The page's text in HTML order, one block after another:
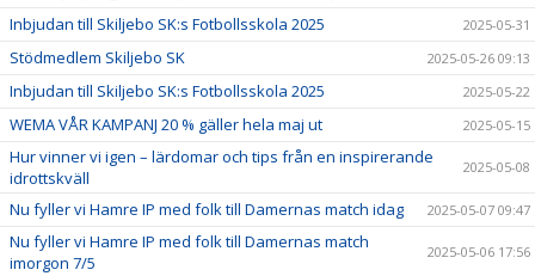
Inbjudan till Skiljebo SK:s Fotbollsskola 2025 2025-05-31
Stödmedlem Skiljebo SK 2025-05-26 09:13
Inbjudan till Skiljebo SK:s Fotbollsskola 2025 2025-05-22
WEMA VÅR KAMPANJ 20 % gäller hela maj ut 2025-05-15
Hur vinner vi igen – lärdomar och tips från en inspirerande
idrottskväll
2025-05-08
Nu fyller vi Hamre IP med folk till Damernas match idag 2025-05-07 09:47
Nu fyller vi Hamre IP med folk till Damernas match
imorgon 7/5
2025-05-06 17:56